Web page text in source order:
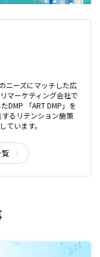
ニーズにマッチした広
マーケティング会社で
DMP 「ART DMP」を
るリテンション施策
ています。